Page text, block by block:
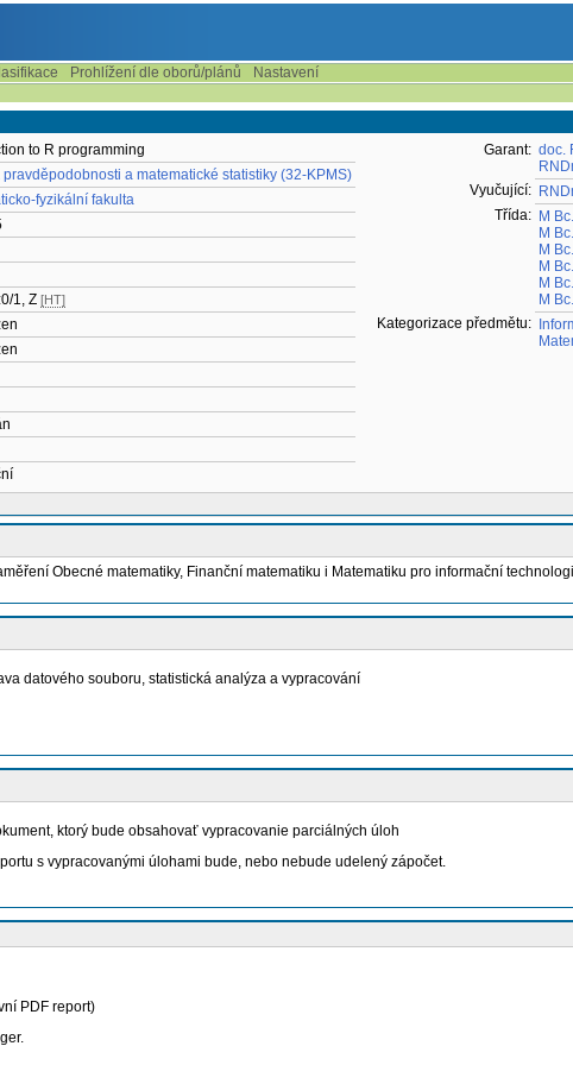
Prohlížení dle oborů/plánů
Nastavení
to R programming
pravděpodobnosti a matematické statistiky (32-KPMS)
fyzikální fakulta
1, Z [HT]
Garant: doc.
Vyučující:
Třída: M
M
M
M
M
M
Kategorizace předmětu:
Obecné matematiky, Finanční matematiku i Matematiku pro informační
datového souboru, statistická analýza a vypracování
ktorý bude obsahovať vypracovanie parciálných úloh
s vypracovanými úlohami bude, nebo nebude udelený zápočet.
PDF report)